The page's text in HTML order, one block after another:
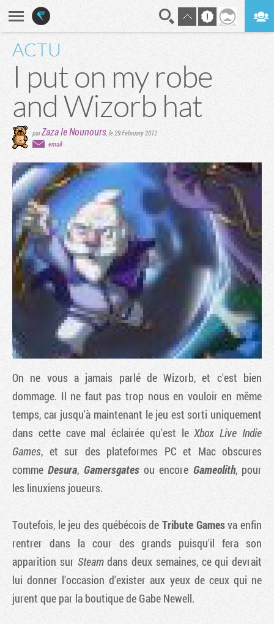
ACTU
I put on my robe
and Wizorb hat
parZaza le Nounours,le 29 February 2012
email
On ne vous a jamais parlé deWizorb, et c'est bien
dommage. Il ne faut pas trop nous en vouloir en même
temps, car jusqu'à maintenant le jeu est sorti uniquement
dans cette cave mal éclairée qu'est leXbox Live Indie
Games, et sur des plateformes PC et Mac obscures
commeDesura, Gamersgatesou encore Gameolith, pour
les linuxiens joueurs.
Toutefois, le jeu des québécois de Tribute Gamesva enfin
rentrer dans la cour des grands puisqu'il fera son
apparition sur Steamdans deux semaines, ce qui devrait
lui donner l'occasion d'exister aux yeux de ceux qui ne
jurent que par la boutique de Gabe Newell.